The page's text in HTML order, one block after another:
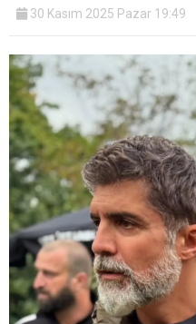
30 Kasım 2025 Pazar 19:49